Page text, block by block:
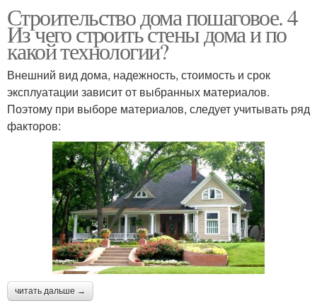
Строительство дома пошаговое. 4
Из чего строить стены дома и по
какой технологии?
Внешний вид дома, надежность, стоимость и срок
эксплуатации зависит от выбранных материалов.
Поэтому при выборе материалов, следует учитывать ряд
факторов:
читать дальше →